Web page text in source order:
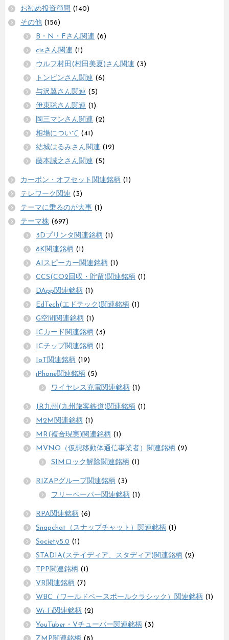
お勧め投資顧問 (140)
その他 (156)
B・N・Fさん関連 (6)
cisさん関連 (1)
ウルフ村田(村田美夏)さん関連 (3)
トンピンさん関連 (6)
与沢翼さん関連 (5)
伊東聡さん関連 (1)
岡三マンさん関連 (2)
相場について (41)
結城はるみさん関連 (12)
藤本誠之さん関連 (5)
カーボン・オフセット関連銘柄 (1)
テレワーク関連 (3)
テーマに乗るのが大事 (1)
テーマ株 (697)
3Dプリンタ関連銘柄 (1)
8K関連銘柄 (1)
AIスピーカー関連銘柄 (1)
CCS(CO2回収・貯留)関連銘柄 (1)
DApp関連銘柄 (1)
EdTech(エドテック)関連銘柄 (1)
G空間関連銘柄 (1)
ICカード関連銘柄 (3)
ICチップ関連銘柄 (1)
IoT関連銘柄 (19)
iPhone関連銘柄 (5)
ワイヤレス充電関連銘柄 (1)
JR九州(九州旅客鉄道)関連銘柄 (1)
M2M関連銘柄 (1)
MR(複合現実)関連銘柄 (1)
MVNO（仮想移動体通信事業者）関連銘柄 (2)
SIMロック解除関連銘柄 (1)
RIZAPグループ関連銘柄 (3)
フリーペーパー関連銘柄 (1)
RPA関連銘柄 (6)
Snapchat（スナップチャット）関連銘柄 (1)
Society5.0 (1)
STADIA(ステイディア、スタディア)関連銘柄 (2)
TPP関連銘柄 (1)
VR関連銘柄 (7)
WBC（ワールドベースボールクラシック）関連銘柄 (1)
Wi-Fi関連銘柄 (2)
YouTuber・Vチューバー関連銘柄 (3)